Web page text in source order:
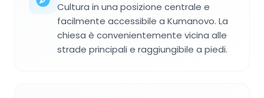
Cultura in una posizione centrale e
facilmente accessibile a Kumanovo. La
chiesa è convenientemente vicina alle
strade principali e raggiungibile a piedi.